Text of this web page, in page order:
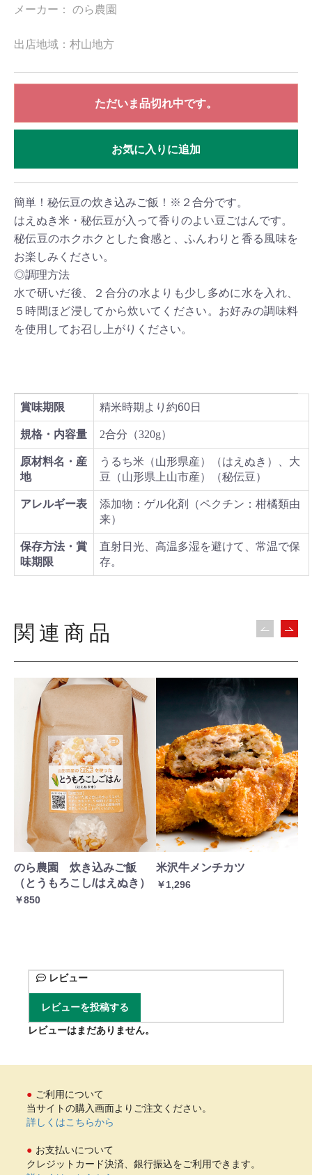
メーカー： のら農園
出店地域：村山地方
ただいま品切れ中です。
お気に入りに追加
簡単！秘伝豆の炊き込みご飯！※２合分です。
はえぬき米・秘伝豆が入って香りのよい豆ごはんです。
秘伝豆のホクホクとした食感と、ふんわりと香る風味を
お楽しみください。
◎調理方法
水で研いだ後、２合分の水よりも少し多めに水を入れ、
５時間ほど浸してから炊いてください。お好みの調味料
を使用してお召し上がりください。
賞味期限 精米時期より約60日
規格・内容量 2合分（320g）
原材料名・産
地
うるち米（山形県産）（はえぬき）、大
豆（山形県上山市産）（秘伝豆）
アレルギー表
添加物：ゲル化剤（ペクチン：柑橘類由
来）
保存方法・賞
味期限
直射日光、高温多湿を避けて、常温で保
存。
関連商品
のら農園 炊き込みご飯
（とうもろこし/はえぬき）
￥850
米沢牛メンチカツ
￥1,296
レビュー
レビューを投稿する
レビューはまだありません。
ご利用について
当サイトの購入画面よりご注文ください。
詳しくはこちらから
お支払いについて
クレジットカード決済、銀行振込をご利用できます。